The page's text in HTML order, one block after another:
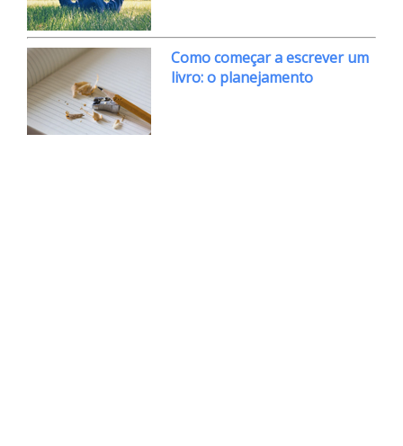
Como começar a escrever um
livro: o planejamento